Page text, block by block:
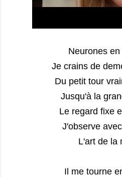
Neurones
Je crains de
Du petit tour
Jusqu'à la
Le regard fixe
J'observe
L'art de la
Il me tourne